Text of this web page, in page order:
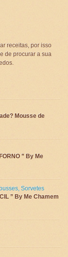
receitas, por isso
de procurar a sua
Mousse de
” By Me
, Sorvetes
” By Me Chamem